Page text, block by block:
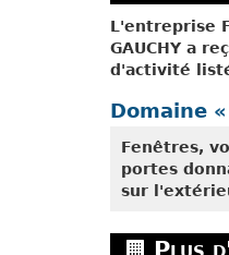
L'entreprise
GAUCHY a
d'activité
Domaine
Fenêtres,
portes
sur
Plus